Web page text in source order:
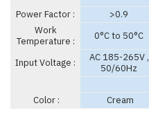
Power Factor :
>0.9
Work
Temperature :
0°C to 50°C
Input Voltage :
AC 185-265V ,
50/60Hz
Color :
Cream